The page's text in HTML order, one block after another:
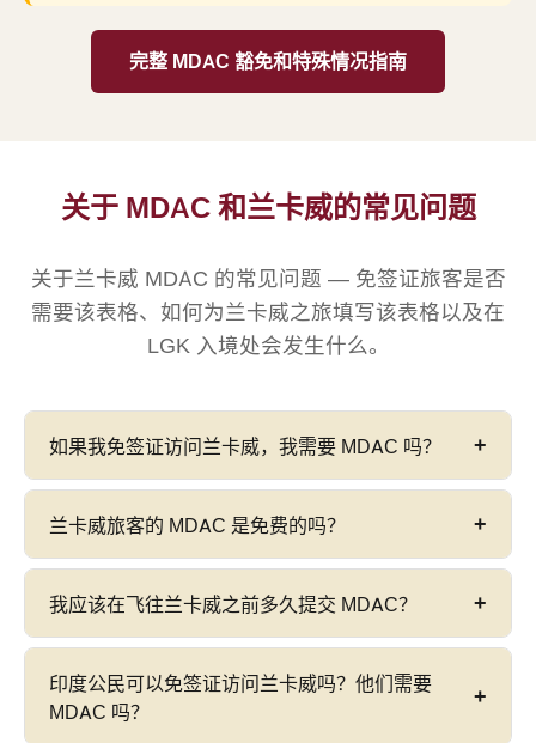
完整 MDAC 豁免和特殊情况指南
关于 MDAC 和兰卡威的常见问题
关于兰卡威 MDAC 的常见问题 — 免签证旅客是否
需要该表格、如何为兰卡威之旅填写该表格以及在
LGK 入境处会发生什么。
如果我免签证访问兰卡威，我需要 MDAC 吗？
是的。所有进入马来西亚的外国公民都必须持有
online.imi.gov.my/mdac/main提交 MDAC。免签
证身份仅取消签证要求 — 它不会免除您的 MDAC。
兰卡威旅客的 MDAC 是免费的吗？
是的 — MDAC 的费用为RM 0（完全免费）
。任何
imigresen-online.imi.gov.my/mdac/main。
我应该在飞往兰卡威之前多久提交 MDAC？
在您抵达日期之前的3 天内提交 — 不得早于 72 小
时，并且最好提前至少
。您也可以在抵达当
印度公民可以免签证访问兰卡威吗？他们需要
MDAC 吗？